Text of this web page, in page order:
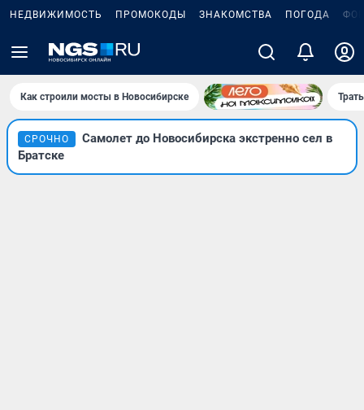
НЕДВИЖИМОСТЬ ПРОМОКОДЫ ЗНАКОМСТВА ПОГОДА
Как строили мосты в Новосибирске
СРОЧНО
Самолет до Новосибирска экстренно сел в
Братске